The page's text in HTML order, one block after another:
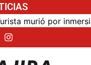
murió por inmersión